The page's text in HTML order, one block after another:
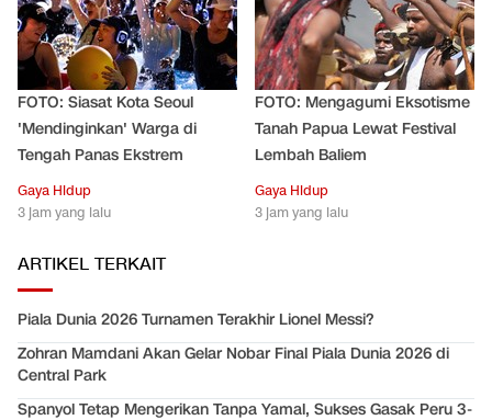
FOTO: Siasat Kota Seoul
'Mendinginkan' Warga di
Tengah Panas Ekstrem
Gaya Hidup
3 jam yang lalu
FOTO: Mengagumi Eksotisme
Tanah Papua Lewat Festival
Lembah Baliem
Gaya Hidup
3 jam yang lalu
ARTIKEL TERKAIT
Piala Dunia 2026 Turnamen Terakhir Lionel Messi?
Zohran Mamdani Akan Gelar Nobar Final Piala Dunia 2026 di
Central Park
Spanyol Tetap Mengerikan Tanpa Yamal, Sukses Gasak Peru 3-